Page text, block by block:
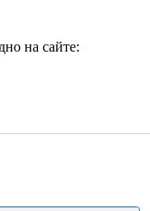
на сайте: